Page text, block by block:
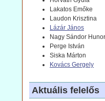
Lakatos Emőke
Laudon Krisztina
Lázár János
Nagy Sándor Hunor
Perge István
Siska Márton
Kovács Gergely
Aktuális felelős